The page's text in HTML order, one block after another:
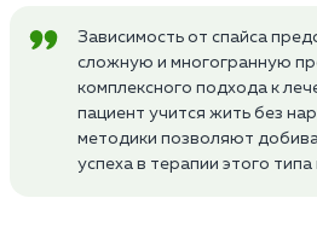
Зависимость от спайса
сложную и многогранную
комплексного подхода к
пациент учится жить без
методики позволяют
успеха в терапии этого типа